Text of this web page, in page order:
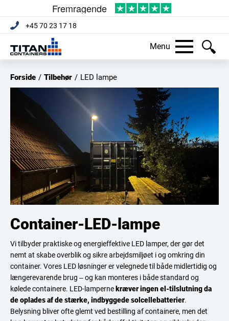
+45 70 23 17 18
Menu
Forside / Tilbehør / LED lampe
Container-LED-lampe
Vi tilbyder praktiske og energieffektive LED lamper, der gør det
nemt at skabe overblik og sikre arbejdsmiljøet i og omkring din
container. Vores LED løsninger er velegnede til både midlertidig og
længerevarende brug – og kan monteres i både standard og
kølede containere. LED-lamperne kræver ingen el-tilslutning da
de oplades af de stærke, indbyggede solcellebatterier.
Belysning bliver ofte glemt ved bestilling af containere, men det